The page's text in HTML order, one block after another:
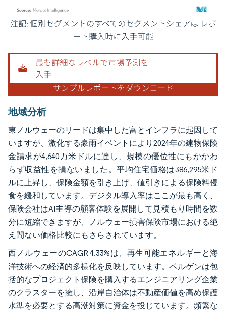
画像 © Mordor Intelligence。再利用にはCC BY 4.0の表示が必要です。
地域分析
東ノルウェーのリードは集中した富とインフラに起因して
いますが、激化する豪雨イベントにより2024年の建物保険
金請求が4,640万米ドルに達し、規模の優位性にもかかわ
らず収益性を損ないました。平均住宅価格は386,295米ド
ルに上昇し、保険金額を引き上げ、値引きによる保険料侵
食を緩和しています。デジタル導入率はここが最も高く、
保険会社はAI主導の顧客体験を展開して見積もり時間を数
分に短縮できますが、ノルウェー損害保険市場における絶
え間ない価格比較にもさらされています。
西ノルウェーのCAGR 4.33%は、再生可能エネルギーと海
洋技術への経済的多様化を反映しています。ベルゲンは包
括的なプロジェクト保険を購入するエンジニアリング企業
のクラスターを擁し、沿岸自治体は不動産価値を高め保護
水準を必要とする高潮対策に資金を投じています。頻繁な